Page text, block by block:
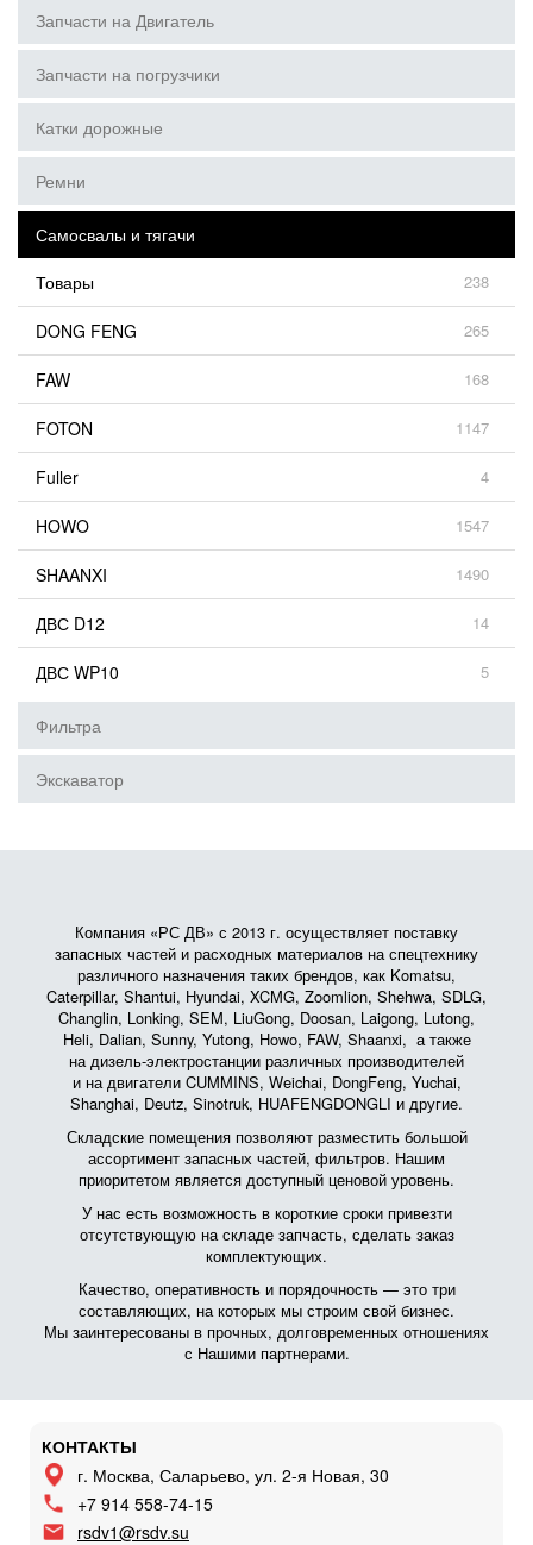
Запчасти на Двигатель
Запчасти на погрузчики
Катки дорожные
Ремни
Самосвалы и тягачи
Товары
238
DONG FENG 265
FAW 168
FOTON 1147
Fuller 4
HOWO 1547
SHAANXI 1490
ДВС D12 14
ДВС WP10 5
Фильтра
Экскаватор
Компания «РС ДВ» с 2013 г. осуществляет поставку
запасных частей и расходных материалов на спецтехнику
различного назначения таких брендов, как Komatsu,
Caterpillar, Shantui, Hyundai, XCMG, Zoomlion, Shehwa, SDLG,
Changlin, Lonking, SEM, LiuGong, Doosan, Laigong, Lutong,
Heli, Dalian, Sunny, Yutong, Howo, FAW, Shaanxi, а также
на дизель-электростанции различных производителей
и на двигатели CUMMINS, Weichai, DongFeng, Yuchai,
Shanghai, Deutz, Sinotruk, HUAFENGDONGLI и другие.
Складские помещения позволяют разместить большой
ассортимент запасных частей, фильтров. Нашим
приоритетом является доступный ценовой уровень.
У нас есть возможность в короткие сроки привезти
отсутствующую на складе запчасть, сделать заказ
комплектующих.
Качество, оперативность и порядочность — это три
составляющих, на которых мы строим свой бизнес.
Мы заинтересованы в прочных, долговременных отношениях
с Нашими партнерами.
КОНТАКТЫ
г. Москва, Саларьево, ул. 2-я Новая, 30
+7 914 558-74-15
rsdv1@rsdv.su